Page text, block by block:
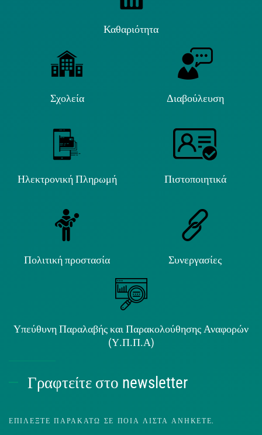
Καθαριότητα
Σχολεία Διαβούλευση
Ηλεκτρονική Πληρωμή Πιστοποιητικά
Πολιτική προστασία Συνεργασίες
Υπεύθυνη Παραλαβής και Παρακολούθησης Αναφορών
(Υ.Π.Π.Α)
Γραφτείτε στο newsletter
ΕΠΙΛΈΞΤΕ ΠΑΡΑΚΆΤΩ ΣΕ ΠΟΙΑ ΛΊΣΤΑ ΑΝΉΚΕΤΕ.